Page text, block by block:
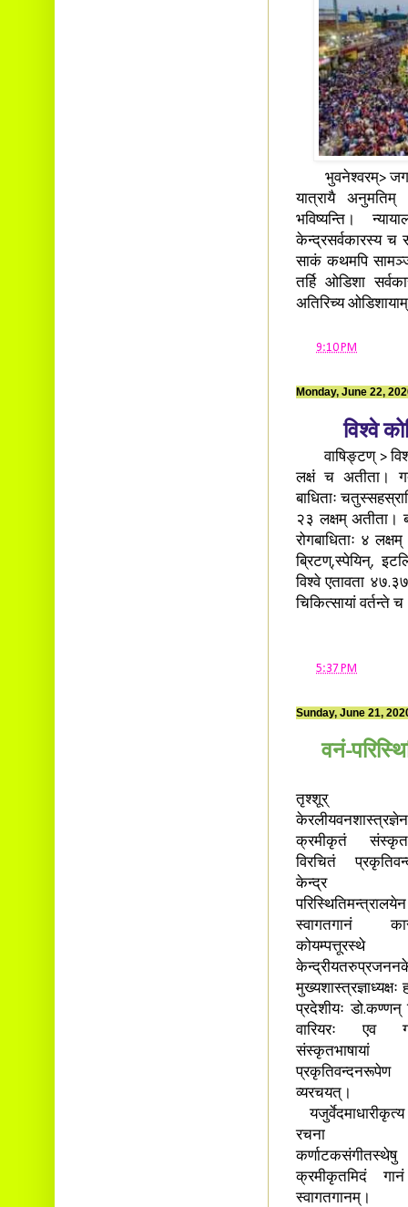
भुवनेश्वरम्>
यात्रायै अनुमतिम्
भविष्यन्ति।
केन्द्रसर्वकारस्य च
साकं कथमपि
तर्हि ओडिशा
अतिरिच्य
9:10 PM
Monday, June 22,
विश्वे
वाषिङ्टण् >
लक्षं च अतीता।
बाधिताः
२३ लक्षम् अतीता।
रोगबाधिताः ४
ब्रिटण्,स्पेयिन्,
विश्वे एतावता
चिकित्सायां वर्तन्ते
5:37 PM
Sunday, June 21,
वनं-
तृश्शूर्
केरलीयवनशास्त्रज्ञेन
क्रमीकृतं
विरचितं
केन्द्र
परिस्थितिमन्त्रालयेन
स्वागतगानं
कोयम्पत्तूरस्थे
मुख्यशास्त्रज्ञाध्यक्षः
प्रदेशीयः डो.कण्णन्
वारियरः एव
संस्कृतभाषायां
प्रकृतिवन्दनरूपेण
व्यरचयत्।
यजुर्वेदमाधारीकृत्य
रचना
क्रमीकृतमिदं गानं
स्वागतगानम्।